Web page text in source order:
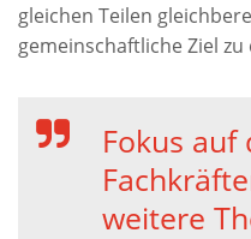
gleichen Teilen
gemeinschaftliche Ziel zu
Fokus auf
weitere